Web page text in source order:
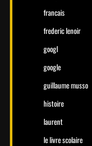
francais
frederic lenoir
googl
google
guillaume musso
histoire
laurent
le livre scolaire